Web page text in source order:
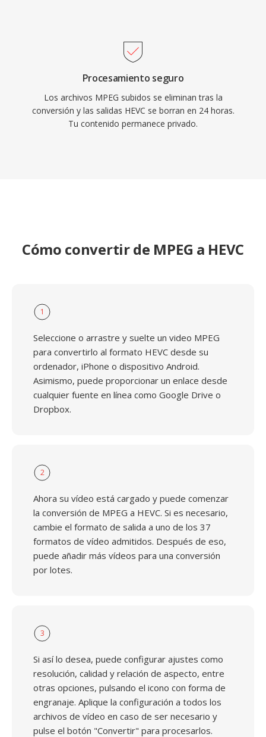
Procesamiento seguro
Los archivos MPEG subidos se eliminan tras la
conversión y las salidas HEVC se borran en 24 horas.
Tu contenido permanece privado.
Cómo convertir de MPEG a HEVC
1
Seleccione o arrastre y suelte un video MPEG
para convertirlo al formato HEVC desde su
ordenador, iPhone o dispositivo Android.
Asimismo, puede proporcionar un enlace desde
cualquier fuente en línea como Google Drive o
Dropbox.
2
Ahora su vídeo está cargado y puede comenzar
la conversión de MPEG a HEVC. Si es necesario,
cambie el formato de salida a uno de los 37
formatos de vídeo admitidos. Después de eso,
puede añadir más vídeos para una conversión
por lotes.
3
Si así lo desea, puede configurar ajustes como
resolución, calidad y relación de aspecto, entre
otras opciones, pulsando el icono con forma de
engranaje. Aplique la configuración a todos los
archivos de vídeo en caso de ser necesario y
pulse el botón "Convertir" para procesarlos.